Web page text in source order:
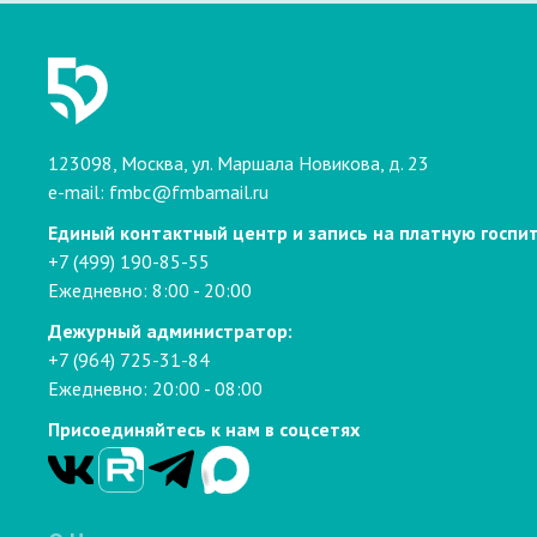
123098, Москва, ул. Маршала Новикова, д. 23
e-mail: fmbc@fmbamail.ru
Единый контактный центр и запись на платную
+7 (499) 190-85-55
Ежедневно: 8:00 - 20:00
Дежурный администратор:
+7 (964) 725-31-84
Ежедневно: 20:00 - 08:00
Присоединяйтесь к нам в соцсетях